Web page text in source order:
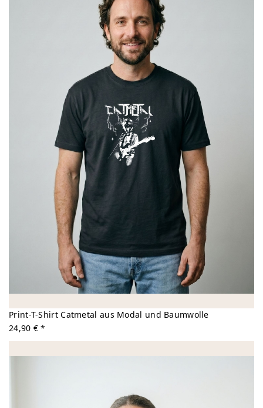
Print-T-Shirt Catmetal aus Modal und Baumwolle
24,90 € *